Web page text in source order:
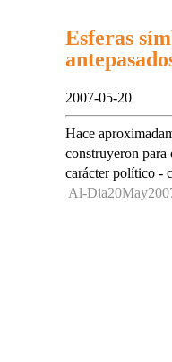
Esferas
2007-05-20
Hace
construyeron para
carácter político -
Al-